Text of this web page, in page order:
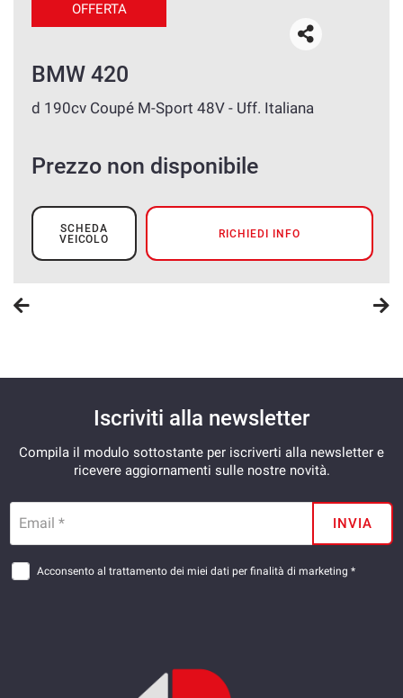
OFFERTA
BMW 420
d 190cv Coupé M-Sport 48V - Uff. Italiana
Prezzo non disponibile
SCHEDA
VEICOLO
RICHIEDI INFO
Iscriviti alla newsletter
Compila il modulo sottostante per iscriverti alla newsletter e
ricevere aggiornamenti sulle nostre novità.
Email * INVIA
Acconsento al trattamento dei miei dati per finalità di marketing *